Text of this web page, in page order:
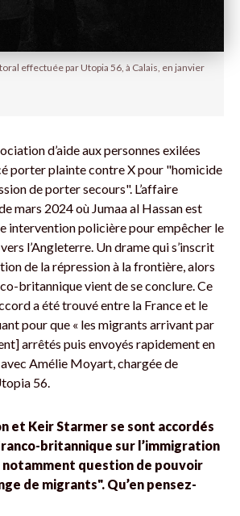
effectuée par Utopia 56, à Calais, en janvier
d’aide aux personnes exilées
porter plainte contre X pour "homicide
de porter secours". L’affaire
mars 2024 où Jumaa al Hassan est
intervention policière pour empêcher le
l’Angleterre. Un drame qui s’inscrit
de la répression à la frontière, alors
britannique vient de se conclure. Ce
a été trouvé entre la France et le
pour que « les migrants arrivant par
arrêtés puis envoyés rapidement en
Amélie Moyart, chargée de
56.
et Keir Starmer se sont accordés
britannique sur l’immigration
question de pouvoir
de migrants". Qu’en pensez-